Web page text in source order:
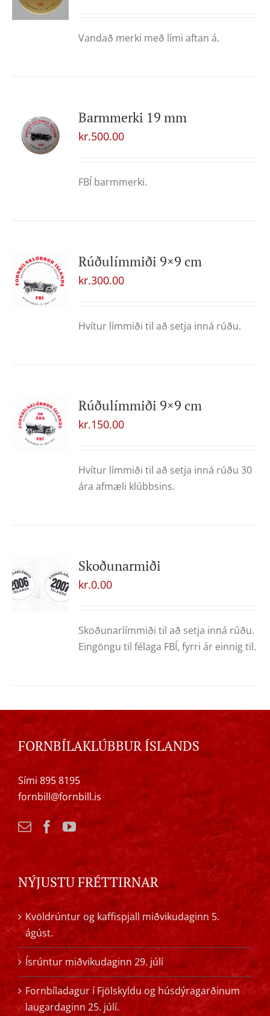
Vandað merki með lími aftan á.
Barmmerki 19 mm
kr.500.00
FBÍ barmmerki.
Rúðulímmiði 9×9 cm
kr.300.00
Hvítur límmiði til að setja inná rúðu.
Rúðulímmiði 9×9 cm
kr.150.00
Hvítur límmiði til að setja inná rúðu 30
ára afmæli klúbbsins.
Skoðunarmiði
kr.0.00
Skoðunarlímmiði til að setja inná rúðu.
Eingöngu til félaga FBÍ, fyrri ár einnig til.
FORNBÍLAKLÚBBUR ÍSLANDS
Sími 895 8195
fornbill@fornbill.is
NÝJUSTU FRÉTTIRNAR
Kvöldrúntur og kaffispjall miðvikudaginn 5.
ágúst.
Ísrúntur miðvikudaginn 29. júlí
Fornbíladagur í Fjölskyldu og húsdýragarðinum
laugardaginn 25. júlí.